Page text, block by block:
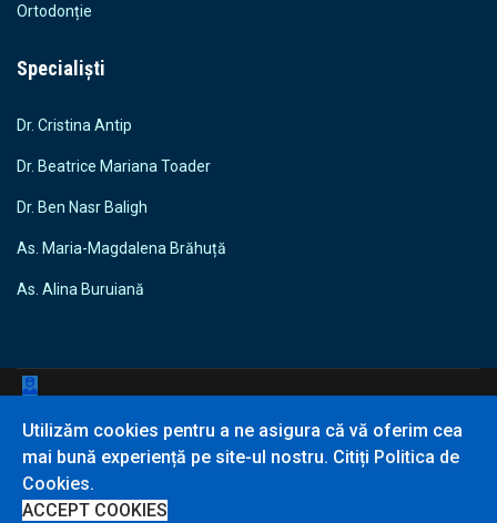
Ortodonție
Specialiști
Dr. Cristina Antip
Dr. Beatrice Mariana Toader
Dr. Ben Nasr Baligh
As. Maria-Magdalena Brăhuță
As. Alina Buruiană
© 2026 Clinca LucasDent | Dr. Cristina Antip
Strada Traian 250, Sc. C, P, Ap. 1, Vaslui 730204, România
Politica de Cookies
Utilizăm cookies pentru a ne asigura că vă oferim cea
mai bună experiență pe site-ul nostru. Citiți Politica de
Cookies.
ACCEPT COOKIES